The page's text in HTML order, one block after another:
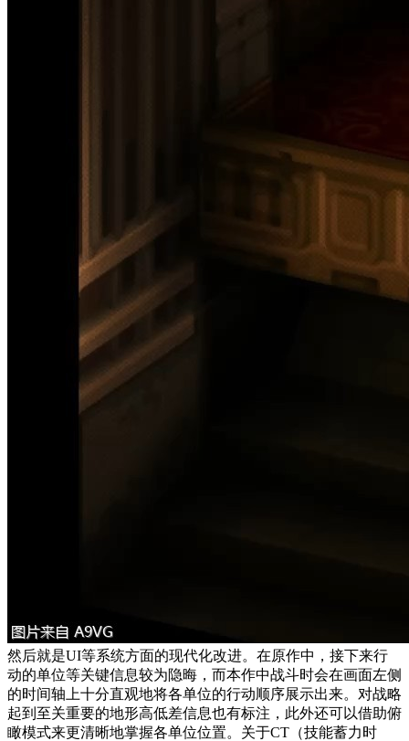
然后就是UI等系统方面的现代化改进。在原作中，接下来行
动的单位等关键信息较为隐晦，而本作中战斗时会在画面左侧
的时间轴上十分直观地将各单位的行动顺序展示出来。对战略
起到至关重要的地形高低差信息也有标注，此外还可以借助俯
瞰模式来更清晰地掌握各单位位置。关于CT（技能蓄力时